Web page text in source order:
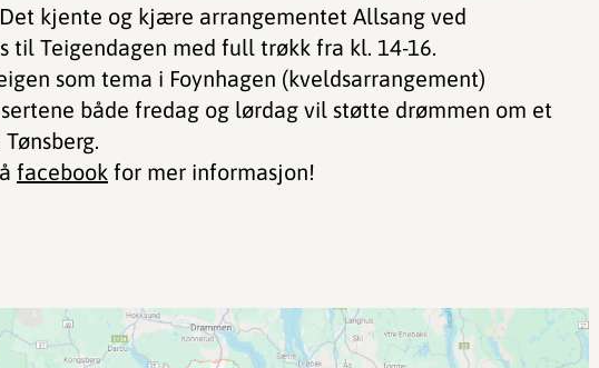
Det kjente og kjære arrangementet Allsang ved
til Teigendagen med full trøkk fra kl. 14-16.
som tema i Foynhagen (kveldsarrangement)
både fredag og lørdag vil støtte drømmen om et
facebook for mer informasjon!